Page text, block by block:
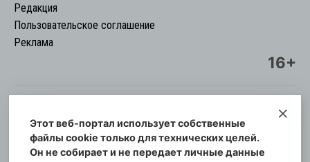
Редакция
Пользовательское соглашение
Реклама
16+
© Информационный городской портал
Орловская cреда-плюс, 2021-2026
Этот веб-портал использует собственные
файлы cookie только для технических целей.
Он не собирает и не передает личные данные